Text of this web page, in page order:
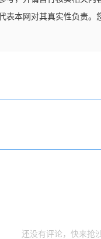
表本网对其真实性负责
还没有评论，快来抢